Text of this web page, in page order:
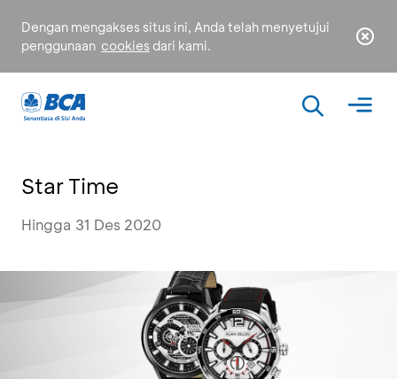
Dengan mengakses situs ini, Anda telah menyetujui
penggunaan cookies dari kami.
Star Time
Hingga 31 Des 2020